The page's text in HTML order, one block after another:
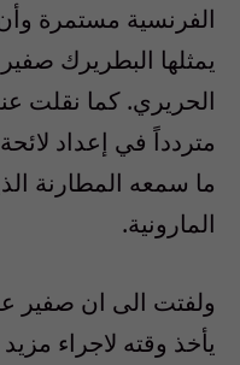
الفرنسية مستمرة
يمثلها البطريرك
الحريري. كما نقلت
متردداً في إعداد
ما سمعه المطارنة
المارونية.
ولفتت الى ان صفير
يأخذ وقته لاجراء